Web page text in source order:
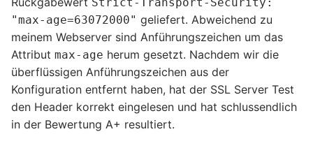
"max-age=63072000" geliefert. Abweichend zu
meinem Webserver sind Anführungszeichen um das
Attribut max-age herum gesetzt. Nachdem wir die
überflüssigen Anführungszeichen aus der
Konfiguration entfernt haben, hat der SSL Server Test
den Header korrekt eingelesen und hat schlussendlich
in der Bewertung A+ resultiert.